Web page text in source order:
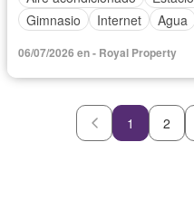
Gimnasio
Internet Agua
06/07/2026 en - Royal Property
1 2